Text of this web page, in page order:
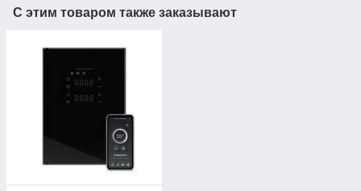
С этим товаром также заказывают